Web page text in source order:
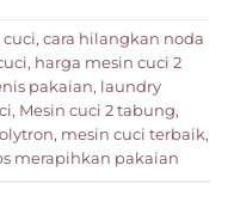
cuci, cara hilangkan noda
, harga mesin cuci 2
pakaian, laundry
, Mesin cuci 2 tabung,
, mesin cuci terbaik,
merapihkan pakaian